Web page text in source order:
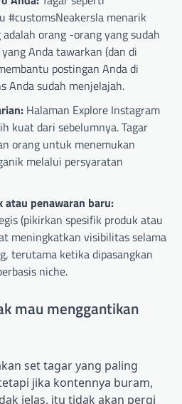
#customsNeakersla menarik
orang -orang yang sudah
Anda tawarkan (dan di
postingan Anda di
Anda sudah menjelajah.
Halaman Explore Instagram
kuat dari sebelumnya. Tagar
orang untuk menemukan
melalui persyaratan
penawaran baru:
(pikirkan spesifik produk atau
meningkatkan visibilitas selama
terutama ketika dipasangkan
niche.
mau menggantikan
set tagar yang paling
jika kontennya buram,
jelas, itu tidak akan pergi